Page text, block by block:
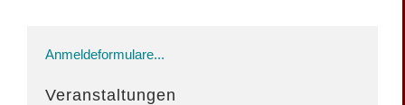
Anmeldeformulare...
Veranstaltungen